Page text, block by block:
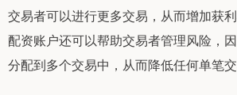
交易者可以进行更多交易，从而增加获
配资账户还可以帮助交易者管理风险，
分配到多个交易中，从而降低任何单笔交